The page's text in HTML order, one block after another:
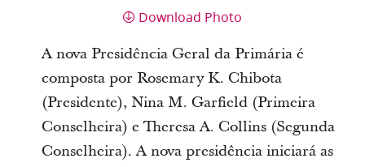
Download Photo
A nova Presidência Geral da Primária é
composta por Rosemary K. Chibota
(Presidente), Nina M. Garfield (Primeira
Conselheira) e Theresa A. Collins (Segunda
Conselheira). A nova presidência iniciará as